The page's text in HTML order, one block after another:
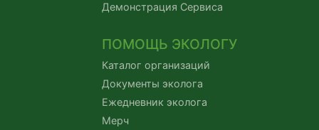
Демонстрация Сервиса
ПОМОЩЬ ЭКОЛОГУ
Каталог организаций
Документы эколога
Ежедневник эколога
Мерч